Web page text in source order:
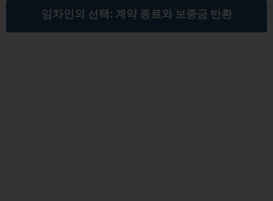
임차인의 선택: 계약 종료와 보증금 반환